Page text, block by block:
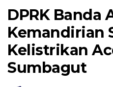
DPRK Banda
Kemandirian
Kelistrikan
Sumbagut